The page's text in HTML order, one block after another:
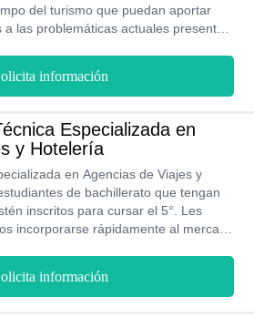
del turismo que puedan aportar
las problemáticas actuales presentes
de dos años bajo una modalidad
y aprobación de un
información
Especializada en
y Hotelería
en Agencias de Viajes y
de bachillerato que tengan
inscritos para cursar el 5°. Les
incorporarse rápidamente al mercado
prácticas y asistir regularmente
años en recibir tu título y estarás listo
información